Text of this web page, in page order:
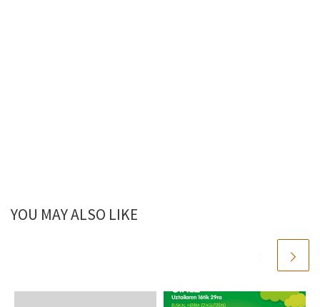
YOU MAY ALSO LIKE